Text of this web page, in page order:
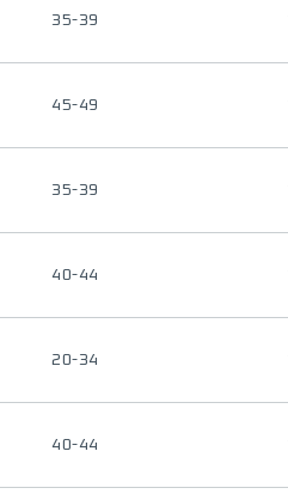
35-39
45-49
35-39
40-44
20-34
40-44